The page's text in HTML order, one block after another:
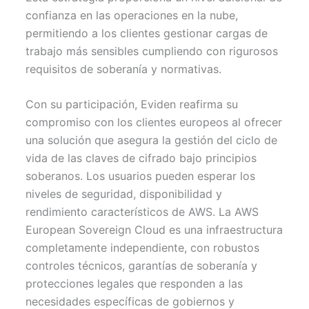
confianza en las operaciones en la nube,
permitiendo a los clientes gestionar cargas de
trabajo más sensibles cumpliendo con rigurosos
requisitos de soberanía y normativas.
Con su participación, Eviden reafirma su
compromiso con los clientes europeos al ofrecer
una solución que asegura la gestión del ciclo de
vida de las claves de cifrado bajo principios
soberanos. Los usuarios pueden esperar los
niveles de seguridad, disponibilidad y
rendimiento característicos de AWS. La AWS
European Sovereign Cloud es una infraestructura
completamente independiente, con robustos
controles técnicos, garantías de soberanía y
protecciones legales que responden a las
necesidades específicas de gobiernos y